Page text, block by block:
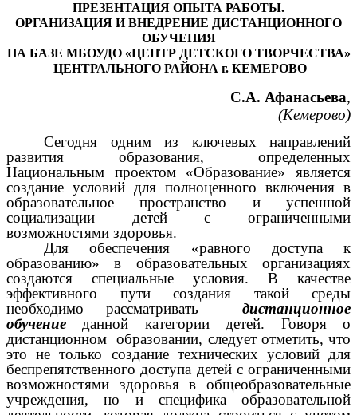
ПРЕЗЕНТАЦИЯ ОПЫТА РАБОТЫ.
ОРГАНИЗАЦИЯ И ВНЕДРЕНИЕ ДИСТАНЦИОННОГО
ОБУЧЕНИЯ
НА БАЗЕ МБОУДО «ЦЕНТР ДЕТСКОГО ТВОРЧЕСТВА»
ЦЕНТРАЛЬНОГО РАЙОНА г. КЕМЕРОВО
С.А. Афанасьева,
(Кемерово)
Сегодня одним из ключевых направлений
развития образования, определенных
Национальным проектом «Образование» является
создание условий для полноценного включения в
образовательное пространство и успешной
социализации детей с ограниченными
возможностями здоровья.
Для обеспечения «равного доступа к
образованию» в образовательных организациях
создаются специальные условия. В качестве
эффективного пути создания такой среды
необходимо рассматривать дистанционное
обучение данной категории детей. Говоря о
дистанционном образовании, следует отметить, что
это не только создание технических условий для
беспрепятственного доступа детей с ограниченными
возможностями здоровья в общеобразовательные
учреждения, но и специфика образовательной